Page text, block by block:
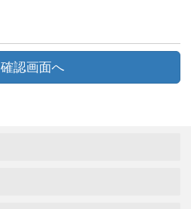
確認画面へ